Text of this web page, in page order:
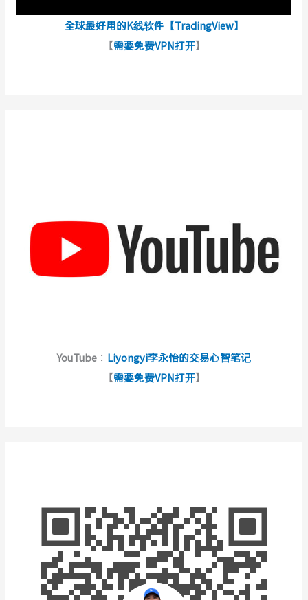
全球最好用的K线软件【TradingView】
【需要免费VPN打开】
YouTube ： Liyongyi李永怡的交易心智笔记
【需要免费VPN打开】